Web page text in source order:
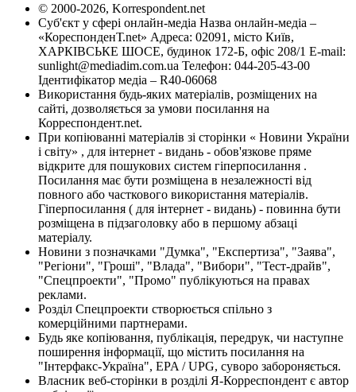
© 2000-2026, Korrespondent.net
Суб'єкт у сфері онлайн-медіа Назва онлайн-медіа –
«КореспонденТ.net» Адреса: 02091, місто Київ,
ХАРКІВСЬКЕ ШОСЕ, будинок 172-Б, офіс 208/1 E-mail:
sunlight@mediadim.com.ua Телефон: 044-205-43-00
Ідентифікатор медіа – R40-06068
Використання будь-яких матеріалів, розміщених на
сайті, дозволяється за умови посилання на
Корреспондент.net.
При копіюванні матеріалів зі сторінки « Новини України
і світу» , для інтернет - видань - обов'язкове пряме
відкрите для пошукових систем гіперпосилання .
Посилання має бути розміщена в незалежності від
повного або часткового використання матеріалів.
Гіперпосилання ( для інтернет - видань) - повинна бути
розміщена в підзаголовку або в першому абзаці
матеріалу.
Новини з позначками "Думка", "Експертиза", "Заява",
"Регіони", "Гроші", "Влада", "Вибори", "Тест-драйв",
"Спецпроекти", "Промо" публікуються на правах
реклами.
Розділ Спецпроекти створюється спільно з
комерційними партнерами.
Будь яке копіювання, публікація, передрук, чи наступне
поширення інформації, що містить посилання на
"Інтерфакс-Україна", EPA / UPG, суворо забороняється.
Власник веб-сторінки в розділі Я-Корреспондент є автор